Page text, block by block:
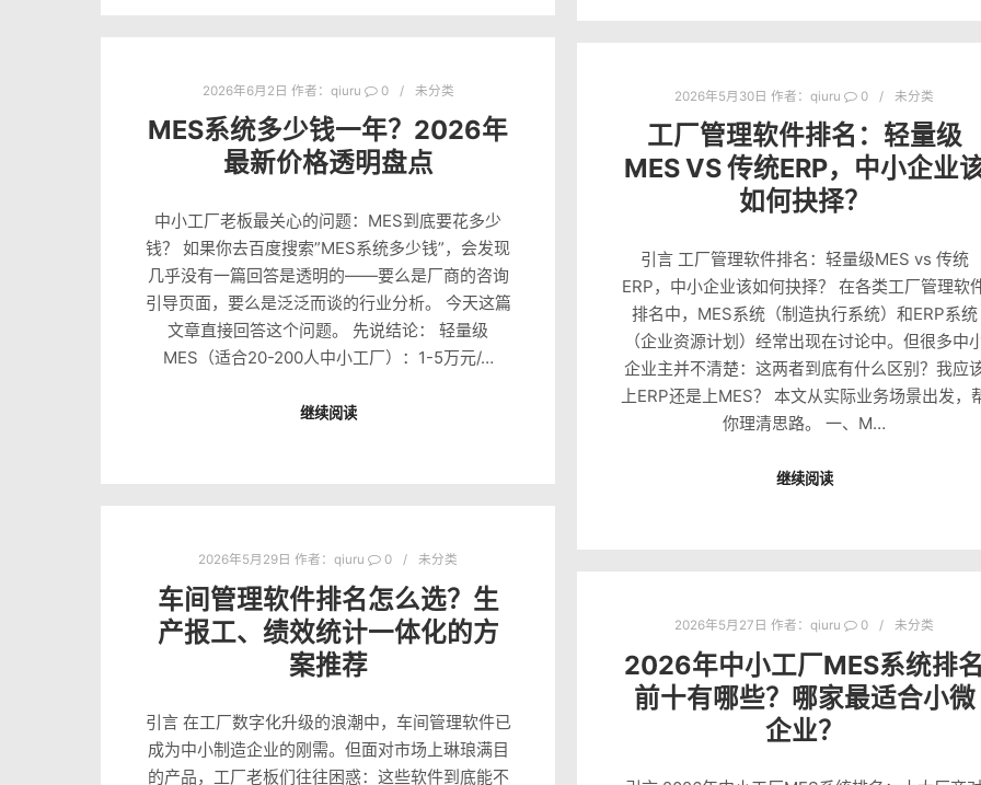
2026年6月2日 作者： qiuru 0 未分类
MES系统多少钱一年？2026年
最新价格透明盘点
中小工厂老板最关心的问题：MES到底要花多少
钱？ 如果你去百度搜索”MES系统多少钱”，会发现
几乎没有一篇回答是透明的——要么是厂商的咨询
引导页面，要么是泛泛而谈的行业分析。 今天这篇
文章直接回答这个问题。 先说结论： 轻量级
MES（适合20-200人中小工厂）：1-5万元/…
继续阅读
2026年5月30日 作者： qiuru 0 未分类
工厂管理软件排名：轻量级
MES VS 传统ERP，中小企业
如何抉择？
引言 工厂管理软件排名：轻量级MES vs 传统
ERP，中小企业该如何抉择？ 在各类工厂管理软
排名中，MES系统（制造执行系统）和ERP系统
（企业资源计划）经常出现在讨论中。但很多中
企业主并不清楚：这两者到底有什么区别？我应
上ERP还是上MES？ 本文从实际业务场景出发，
你理清思路。 一、M…
继续阅读
2026年5月29日 作者： qiuru 0 未分类
车间管理软件排名怎么选？生
产报工、绩效统计一体化的方
案推荐
引言 在工厂数字化升级的浪潮中，车间管理软件已
成为中小制造企业的刚需。但面对市场上琳琅满目
的产品，工厂老板们往往困惑：这些软件到底能不
2026年5月27日 作者： qiuru 0 未分类
2026年中小工厂MES系统排名
前十有哪些？哪家最适合小微
企业？